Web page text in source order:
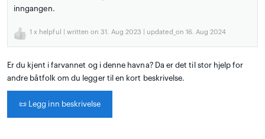
inngangen.
1 x helpful | written on 31. Aug 2023 | updated_on 16. Aug 2024
Er du kjent i farvannet og i denne havna? Da er det til stor hjelp for
andre båtfolk om du legger til en kort beskrivelse.
📜 Legg inn beskrivelse